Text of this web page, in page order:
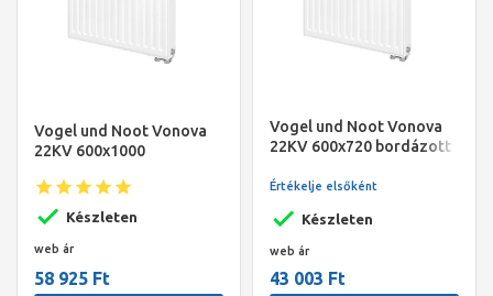
Vogel und Noot Vonova
22KV 600x1000
radiátor, jobbos
Készleten
web ár
58 925 Ft
Vogel und Noot Vonova
22KV 600x720 bordázott
Készleten
Értékelje elsőként
web ár
43 003 Ft